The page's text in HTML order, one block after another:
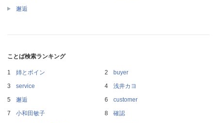
邂逅
ことば検索ランキング
姉とボイン
buyer
service
浅井カヨ
邂逅
customer
小和田敏子
確認